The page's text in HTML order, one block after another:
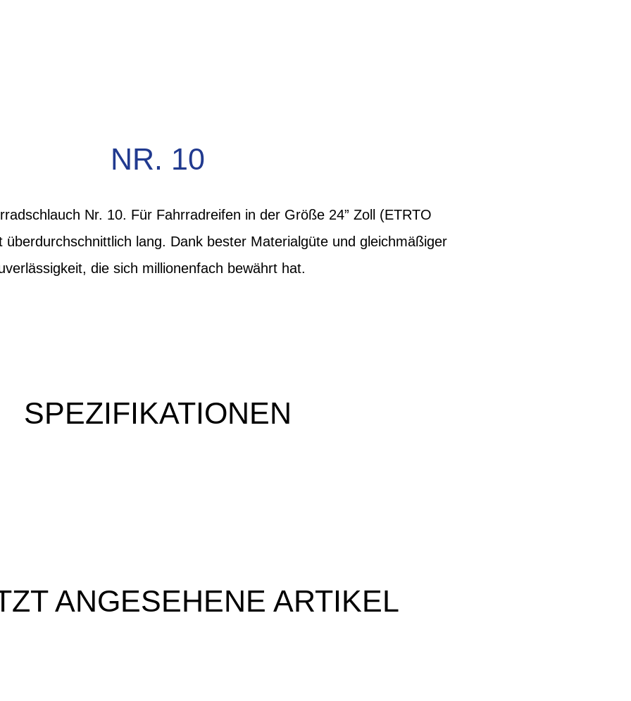
NR. 10
Nr. 10. Für Fahrradreifen in der Größe 24” Zoll (ETRTO
lang. Dank bester Materialgüte und gleichmäßiger
die sich millionenfach bewährt hat.
SPEZIFIKATIONEN
ANGESEHENE ARTIKEL